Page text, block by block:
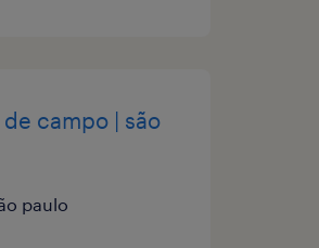
campo | são
paulo